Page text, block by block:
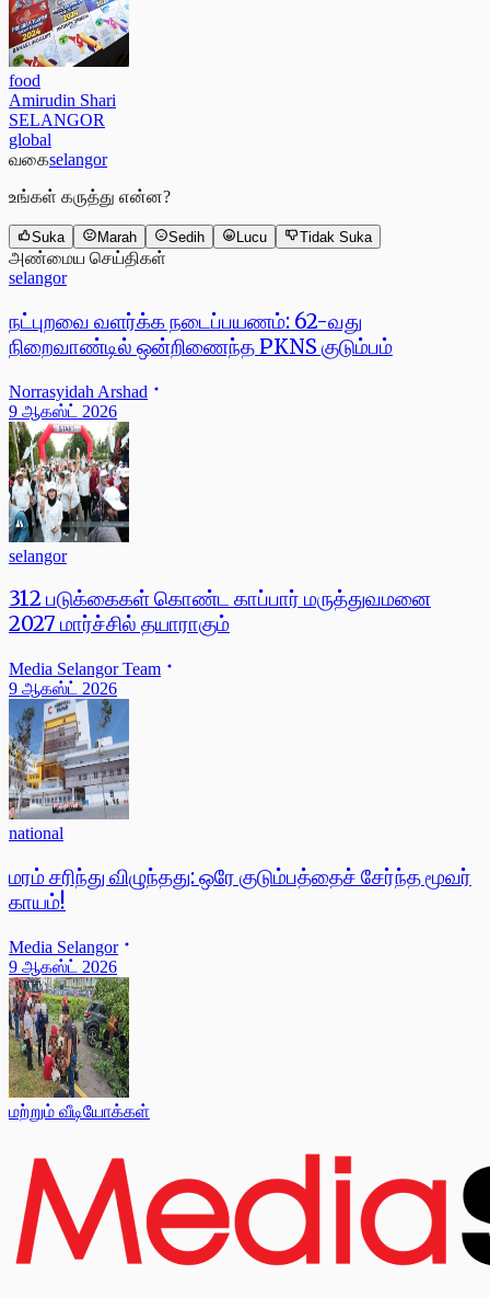
food
Amirudin Shari
SELANGOR
global
வகைselangor
உங்கள் கருத்து என்ன?
Suka Marah Sedih Lucu Tidak Suka
அண்மைய செய்திகள்
selangor
நட்புறவை வளர்க்க நடைப்பயணம்: 62-வது
நிறைவாண்டில் ஒன்றிணைந்த PKNS குடும்பம்
Norrasyidah Arshad
9 ஆகஸ்ட் 2026
selangor
312 படுக்கைகள் கொண்ட காப்பார் மருத்துவமனை
2027 மார்ச்சில் தயாராகும்
Media Selangor Team
9 ஆகஸ்ட் 2026
national
மரம் சரிந்து விழுந்தது: ஒரே குடும்பத்தைச் சேர்ந்த மூவர்
காயம்!
Media Selangor
9 ஆகஸ்ட் 2026
மற்றும் வீடியோக்கள்